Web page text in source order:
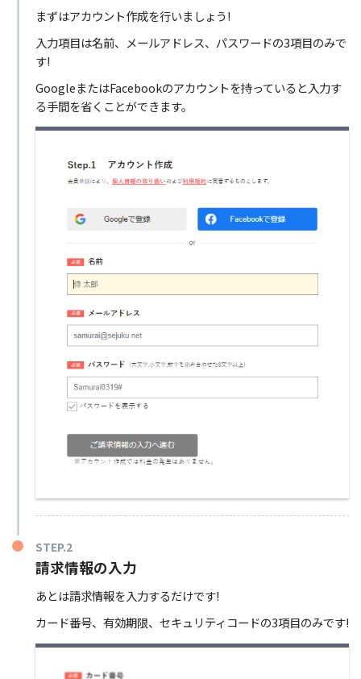
まずはアカウント作成を行いましょう!
入力項目は名前、メールアドレス、パスワードの3項目のみで
す!
GoogleまたはFacebookのアカウントを持っていると入力す
る手間を省くことができます。
STEP.2
請求情報の入力
あとは請求情報を入力するだけです!
カード番号、有効期限、セキュリティコードの3項目のみです!